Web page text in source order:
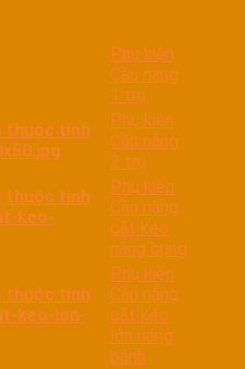
Phụ kiện
Cầu nâng
1 trụ
Phụ kiện
Cầu nâng
2 trụ
Phụ kiện
Cầu nâng
cắt kéo
nâng bụng
Phụ kiện
Cầu nâng
cắt kéo
lớn nâng
bánh